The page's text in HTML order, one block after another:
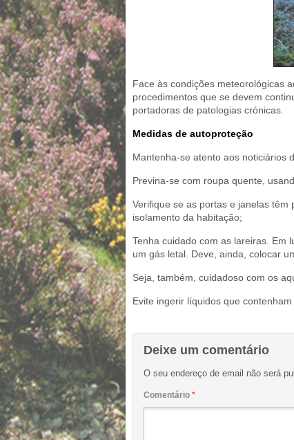
Face às condições meteorológicas
procedimentos que se devem
portadoras de patologias crónicas.
Medidas de autoproteção
Mantenha-se atento aos noticiários
Previna-se com roupa quente,
Verifique se as portas e janelas
isolamento da habitação;
Tenha cuidado com as lareiras. Em
um gás letal. Deve, ainda, colocar
Seja, também, cuidadoso com os
Evite ingerir líquidos que
Deixe um comentário
O seu endereço de email não será
Comentário *